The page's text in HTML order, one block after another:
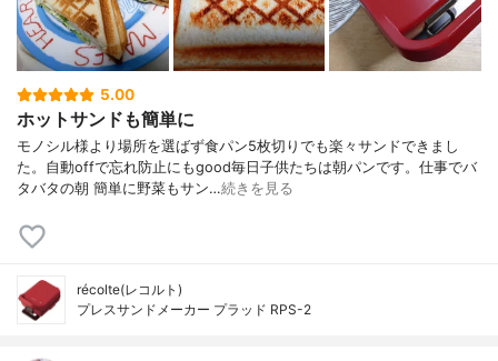
5.00
ホットサンドも簡単に
モノシル様より場所を選ばず食パン5枚切りでも楽々サンドできまし
た。自動offで忘れ防止にもgood毎日子供たちは朝パンです。仕事でバ
タバタの朝 簡単に野菜もサン…続きを見る
récolte(レコルト)
プレスサンドメーカー プラッド RPS-2